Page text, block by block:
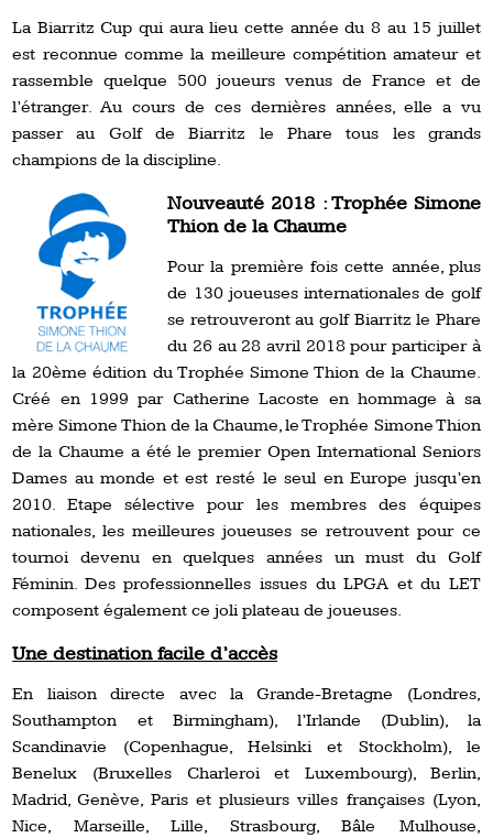
La Biarritz Cup qui aura lieu cette année du 8 au 15 juillet
est reconnue comme la meilleure compétition amateur et
rassemble quelque 500 joueurs venus de France et de
l’étranger. Au cours de ces dernières années, elle a vu
passer au Golf de Biarritz le Phare tous les grands
champions de la discipline.
Nouveauté 2018 : Trophée Simone
Thion de la Chaume
Pour la première fois cette année, plus
de 130 joueuses internationales de golf
se retrouveront au golf Biarritz le Phare
du 26 au 28 avril 2018 pour participer à
la 20ème édition du Trophée Simone Thion de la Chaume.
Créé en 1999 par Catherine Lacoste en hommage à sa
mère Simone Thion de la Chaume, le Trophée Simone Thion
de la Chaume a été le premier Open International Seniors
Dames au monde et est resté le seul en Europe jusqu’en
2010. Etape sélective pour les membres des équipes
nationales, les meilleures joueuses se retrouvent pour ce
tournoi devenu en quelques années un must du Golf
Féminin. Des professionnelles issues du LPGA et du LET
composent également ce joli plateau de joueuses.
Une destination facile d’accès
En liaison directe avec la Grande-Bretagne (Londres,
Southampton et Birmingham), l’Irlande (Dublin), la
Scandinavie (Copenhague, Helsinki et Stockholm), le
Benelux (Bruxelles Charleroi et Luxembourg), Berlin,
Madrid, Genève, Paris et plusieurs villes françaises (Lyon,
Nice, Marseille, Lille, Strasbourg, Bâle Mulhouse,